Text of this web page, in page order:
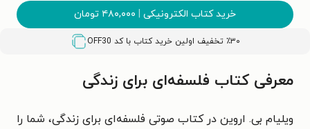
خرید کتاب الکترونیکی | ۴۸۰,۰۰۰ تومان
٪۳۰ تخفیف اولین خرید کتاب با کد OFF30
معرفی کتاب فلسفه‌ای برای زندگی
ویلیام بی. اروین در کتاب صوتی فلسفه‌ای برای زندگی، شما را